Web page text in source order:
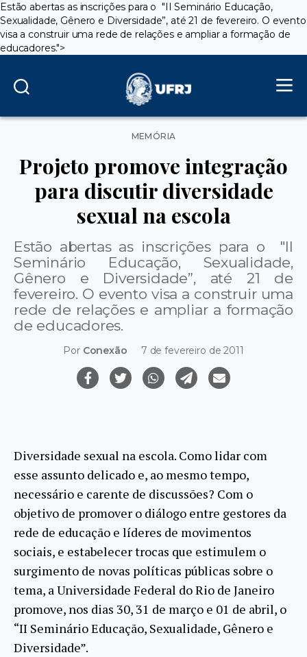
Estão abertas as inscrições para o "II Seminário Educação,
Sexualidade, Gênero e Diversidade”, até 21 de fevereiro. O evento
visa a construir uma rede de relações e ampliar a formação de
educadores.">
Categorias
MEMÓRIA
Projeto promove integração
para discutir diversidade
sexual na escola
Estão abertas as inscrições para o "II
Seminário Educação, Sexualidade,
Gênero e Diversidade”, até 21 de
fevereiro. O evento visa a construir uma
rede de relações e ampliar a formação
de educadores.
Por Conexão 7 de fevereiro de 2011
Diversidade sexual na escola. Como lidar com
esse assunto delicado e, ao mesmo tempo,
necessário e carente de discussões? Com o
objetivo de promover o diálogo entre gestores da
rede de educação e líderes de movimentos
sociais, e estabelecer trocas que estimulem o
surgimento de novas políticas públicas sobre o
tema, a Universidade Federal do Rio de Janeiro
promove, nos dias 30, 31 de março e 01 de abril, o
“II Seminário Educação, Sexualidade, Gênero e
Diversidade”.